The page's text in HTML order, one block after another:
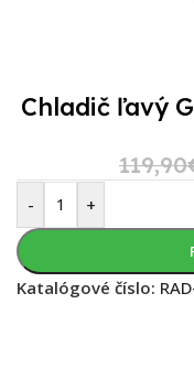
Chladič ľavý
119,90
- +
Katalógové číslo: